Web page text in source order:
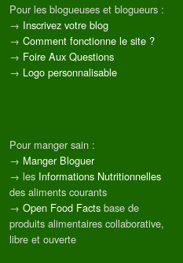
Pour les blogueuses et blogueurs :
→ Inscrivez votre blog
→ Comment fonctionne le site ?
→ Foire Aux Questions
→ Logo personnalisable
Pour manger sain :
→ Manger Bloguer
→ les Informations Nutritionnelles
des aliments courants
→ Open Food Facts base de
produits alimentaires collaborative,
libre et ouverte